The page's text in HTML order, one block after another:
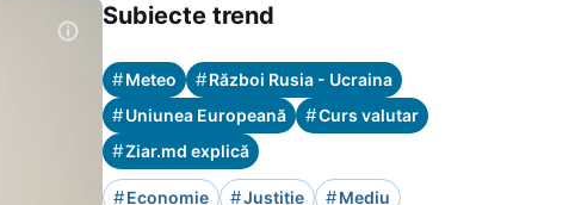
Subiecte trend
#Meteo #Război Rusia - Ucraina
#Uniunea Europeană #Curs valutar
#Ziar.md explică
#Economie #Justiție #Mediu